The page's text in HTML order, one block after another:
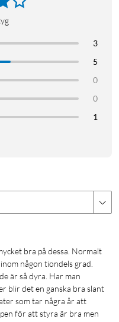
3
5
0
0
1
någon tiondels grad.
är så dyra. Har man
blir det en ganska bra slant
som tar några år att
för att styra är bra men